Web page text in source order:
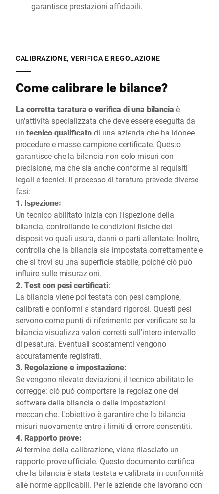
garantisce prestazioni affidabili.
CALIBRAZIONE, VERIFICA E REGOLAZIONE
Come calibrare le bilance?
La corretta taratura o verifica di una bilancia è
un'attività specializzata che deve essere eseguita da
un tecnico qualificatodi una azienda che ha idonee
procedure e masse campione certificate. Questo
garantisce che la bilancia non solo misuri con
precisione, ma che sia anche conforme ai requisiti
legali e tecnici. Il processo di taratura prevede diverse
fasi:
1. Ispezione:
Un tecnico abilitato inizia con l'ispezione della
bilancia, controllando le condizioni fisiche del
dispositivo quali usura, danni o parti allentate. Inoltre,
controlla che la bilancia sia impostata correttamente e
che si trovi su una superficie stabile, poiché ciò può
influire sulle misurazioni.
2. Test con pesi certificati:
La bilancia viene poi testata con pesi campione,
calibrati e conformi a standard rigorosi. Questi pesi
servono come punti di riferimento per verificare se la
bilancia visualizza valori corretti sull'intero intervallo
di pesatura. Eventuali scostamenti vengono
accuratamente registrati.
3. Regolazione e impostazione:
Se vengono rilevate deviazioni, il tecnico abilitato le
corregge: ciò può comportare la regolazione del
software della bilancia o delle impostazioni
meccaniche. L'obiettivo è garantire che la bilancia
misuri nuovamente entro i limiti di errore consentiti.
4. Rapporto prove:
Al termine della calibrazione, viene rilasciato un
rapporto prove ufficiale. Questo documento certifica
che la bilancia è stata testata e calibrata in conformità
alle norme applicabili. Per le aziende che lavorano con